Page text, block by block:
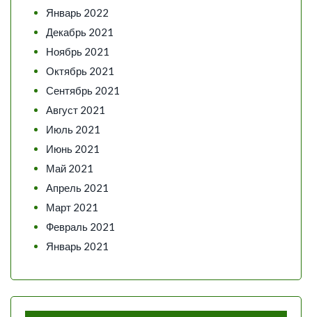
Январь 2022
Декабрь 2021
Ноябрь 2021
Октябрь 2021
Сентябрь 2021
Август 2021
Июль 2021
Июнь 2021
Май 2021
Апрель 2021
Март 2021
Февраль 2021
Январь 2021